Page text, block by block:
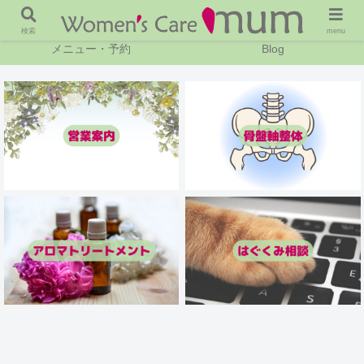
ホーム 営業案内
メニュー・予約 Blog
検索 menu